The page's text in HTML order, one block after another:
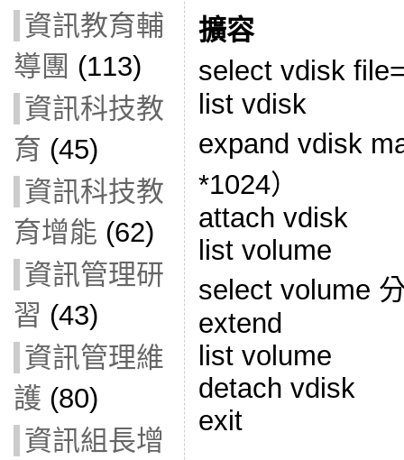
資訊教育輔
導團 (113)
資訊科技教
育 (45)
資訊科技教
育增能 (62)
資訊管理研
習 (43)
資訊管理維
護 (80)
資訊組長增
擴容
select vdisk
list vdisk
expand vdisk
*1024）
attach vdisk
list volume
select volume
extend
list volume
detach vdisk
exit